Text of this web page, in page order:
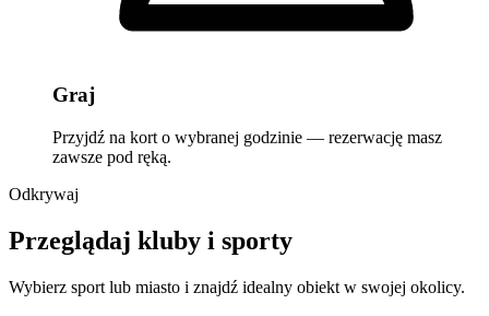
Graj
Przyjdź na kort o wybranej godzinie — rezerwację masz
zawsze pod ręką.
Odkrywaj
Przeglądaj kluby i sporty
Wybierz sport lub miasto i znajdź idealny obiekt w swojej okolicy.